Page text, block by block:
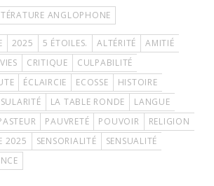
ANGLOPHONE
2025 5 ÉTOILES. ALTÉRITÉ
AMITIÉ
CRITIQUE
CULPABILITÉ
ÉCLAIRCIE ECOSSE
HISTOIRE
LA TABLE RONDE
LANGUE
PAUVRETÉ POUVOIR
RELIGION
2025
SENSORIALITÉ
SENSUALITÉ